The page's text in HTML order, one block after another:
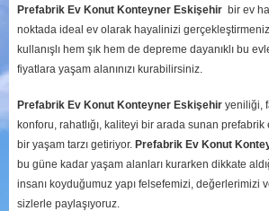
Prefabrik Ev Konut Konteyner Eskişehirbir ev
noktada ideal ev olarak hayalinizi gerçekleştirmeniz
kullanışlı hem şık hem de depreme dayanıklı bu
fiyatlara yaşam alanınızı kurabilirsiniz.
Prefabrik Ev Konut Konteyner Eskişehiryeniliği,
konforu, rahatlığı, kaliteyi bir arada sunan prefabrik
bir yaşam tarzı getiriyor. Prefabrik Ev Konut
bu güne kadar yaşam alanları kurarken dikkate
insanı koyduğumuz yapı felsefemizi, değerlerimizi
sizlerle paylaşıyoruz.